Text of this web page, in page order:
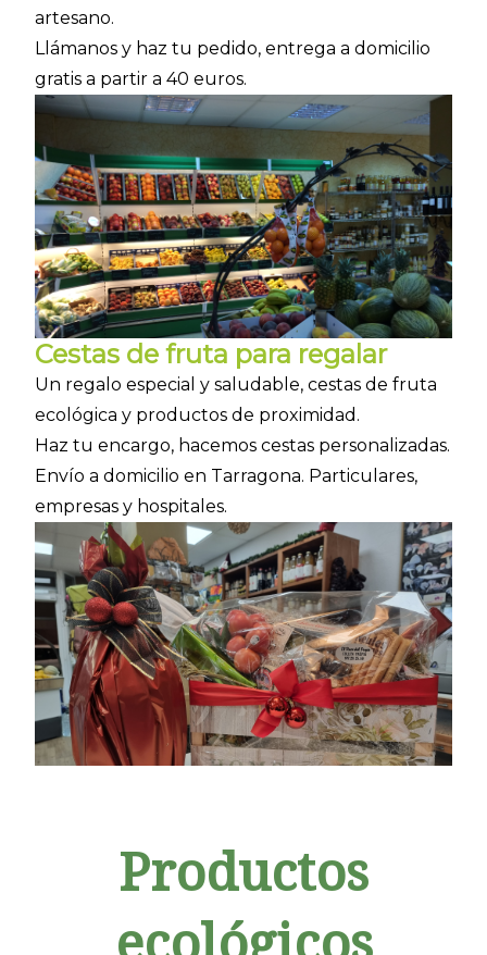
artesano.
Llámanos y haz tu pedido, entrega a domicilio
gratis a partir a 40 euros.
Cestas de fruta para regalar
Un regalo especial y saludable, cestas de fruta
ecológica y productos de proximidad.
Haz tu encargo, hacemos cestas personalizadas.
Envío a domicilio en Tarragona. Particulares,
empresas y hospitales.
Productos